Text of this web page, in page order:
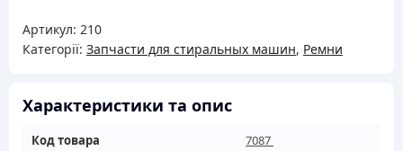
7087
кількість
Артикул: 210
Категорії: Запчасти для стиральных машин, Ремни
Характеристики та опис
Код товара
7087